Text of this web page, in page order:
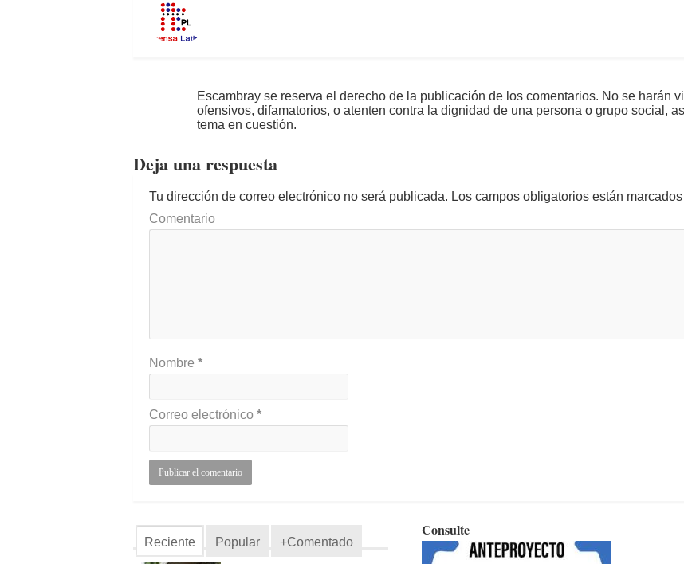
Escambray se reserva el derecho de la publicación de los comentarios. No se harán
ofensivos, difamatorios, o atenten contra la dignidad de una persona o grupo social,
tema en cuestión.
Deja una respuesta
Tu dirección de correo electrónico no será publicada. Los campos obligatorios están
Comentario
Nombre *
Correo electrónico *
Reciente Popular +Comentado
Consulte